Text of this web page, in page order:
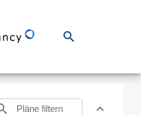
Suchen
search
Toggle
expand_less